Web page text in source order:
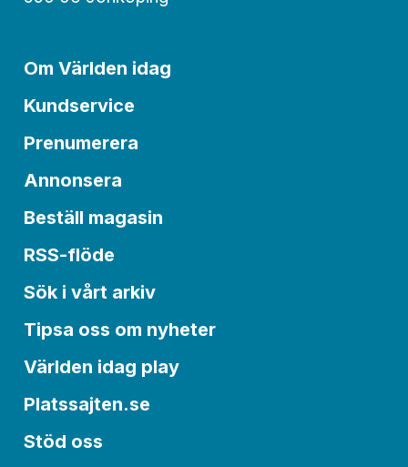
Om Världen idag
Kundservice
Prenumerera
Annonsera
Beställ magasin
RSS-flöde
Sök i vårt arkiv
Tipsa oss om nyheter
Världen idag play
Platssajten.se
Stöd oss